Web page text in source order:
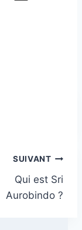
SUIVANT
Qui est Sri
Aurobindo ?